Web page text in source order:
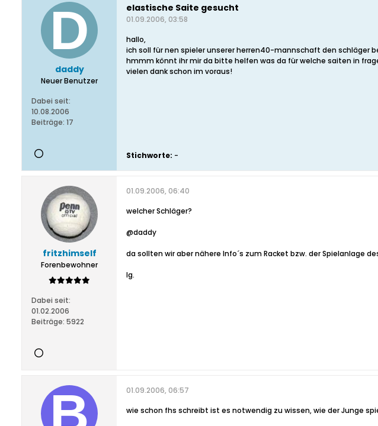
daddy
Neuer Benutzer
Dabei seit:
10.08.2006
Beiträge: 17
elastische Saite gesucht
01.09.2006, 03:58
hallo,
ich soll für nen spieler unserer herren40-mannschaft den schläger
hmmm könnt ihr mir da bitte helfen was da für welche saiten in
vielen dank schon im voraus!
Stichworte: -
fritzhimself
Forenbewohner
Dabei seit:
01.02.2006
Beiträge: 5922
01.09.2006, 06:40
welcher Schläger?
@daddy
da sollten wir aber nähere Info´s zum Racket bzw. der Spielanlage
lg.
01.09.2006, 06:57
wie schon fhs schreibt ist es notwendig zu wissen, wie der Junge